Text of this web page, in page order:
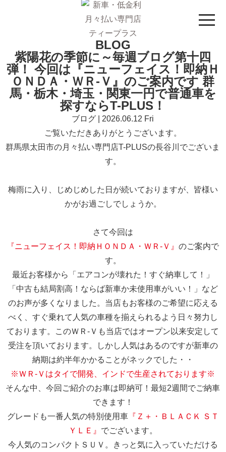
BLOG
紫陽花の季節に～毎週ブログ第十四
弾！ 今回は『ニューフェイス！即納Ｈ
ＯＮＤＡ・ＷＲ-Ｖ』のご案内です 群
馬・栃木・埼玉・関東一円で普通車を
探すならT-PLUS！
ブログ | 2026.06.12 Fri
ご覧いただきありがとうございます。
群馬県太田市の月々払い専門店T-PLUSの長谷川でございま
す。
梅雨に入り、じめじめした日が続いておりますが、皆様い
かがお過ごしでしょうか。
さて今回は
『ニューフェイス！即納ＨＯＮＤＡ・ＷＲ-Ｖ』のご案内で
す。
最近お客様から「エアコンが壊れた！すぐ納車して！」
「中古も結局割高！ならば新車か未使用車がいい！」など
のお声が多くなりました。当店もお客様のご希望に応える
べく、すぐ乗れて人気の車種を揃えられるよう日々努力し
ております。このＷＲ-Ｖも当店ではオープン以来安定して
受注を頂いております。しかし人気はあるのですが新車の
納期は約半年かかることがネックでした・・
※ＷＲ-Ｖはタイで開発、インドで生産されております※
そんな中、今回ご紹介のお車は即納可！最短2週間でご納車
できます！
グレードも一番人気の特別使用車『Ｚ＋・ＢＬＡＣＫ ＳＴ
ＹＬＥ』 でございます。
今人気のコンパクトＳＵＶ。きっと気に入っていただける